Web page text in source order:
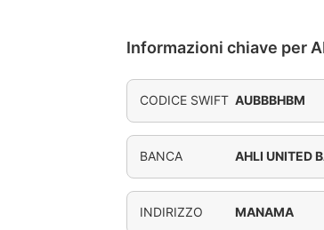
Informazioni chiave per
CODICE SWIFT AUBBBHBM
BANCA AHLI UNITED
INDIRIZZO MANAMA